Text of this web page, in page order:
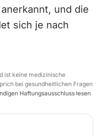
und die
sich je nach
ist keine medizinische
bei gesundheitlichen Fragen
Haftungsausschluss lesen